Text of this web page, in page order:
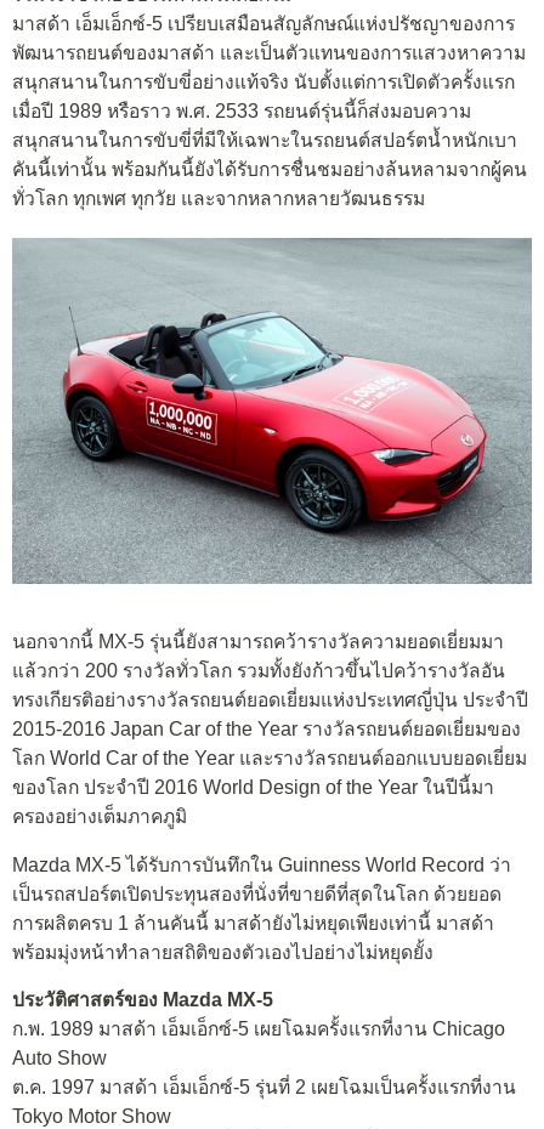
มาสด้า เอ็มเอ็กซ์-5 เปรียบเสมือนสัญลักษณ์แห่งปรัชญาของการ
พัฒนารถยนต์ของมาสด้า และเป็นตัวแทนของการแสวงหาความ
สนุกสนานในการขับขี่อย่างแท้จริง นับตั้งแต่การเปิดตัวครั้งแรก
เมื่อปี 1989 หรือราว พ.ศ. 2533 รถยนต์รุ่นนี้ก็ส่งมอบความ
สนุกสนานในการขับขี่ที่มีให้เฉพาะในรถยนต์สปอร์ตน้ำหนักเบา
คันนี้เท่านั้น พร้อมกันนี้ยังได้รับการชื่นชมอย่างล้นหลามจากผู้คน
ทั่วโลก ทุกเพศ ทุกวัย และจากหลากหลายวัฒนธรรม
นอกจากนี้ MX-5 รุ่นนี้ยังสามารถคว้ารางวัลความยอดเยี่ยมมา
แล้วกว่า 200 รางวัลทั่วโลก รวมทั้งยังก้าวขึ้นไปคว้ารางวัลอัน
ทรงเกียรติอย่างรางวัลรถยนต์ยอดเยี่ยมแห่งประเทศญี่ปุ่น ประจำปี
2015-2016 Japan Car of the Year รางวัลรถยนต์ยอดเยี่ยมของ
โลก World Car of the Year และรางวัลรถยนต์ออกแบบยอดเยี่ยม
ของโลก ประจำปี 2016 World Design of the Year ในปีนี้มา
ครองอย่างเต็มภาคภูมิ
Mazda MX-5 ได้รับการบันทึกใน Guinness World Record ว่า
เป็นรถสปอร์ตเปิดประทุนสองที่นั่งที่ขายดีที่สุดในโลก ด้วยยอด
การผลิตครบ 1 ล้านคันนี้ มาสด้ายังไม่หยุดเพียงเท่านี้ มาสด้า
พร้อมมุ่งหน้าทำลายสถิติของตัวเองไปอย่างไม่หยุดยั้ง
ประวัติศาสตร์ของ Mazda MX-5
ก.พ. 1989 มาสด้า เอ็มเอ็กซ์-5 เผยโฉมครั้งแรกที่งาน Chicago
Auto Show
ต.ค. 1997 มาสด้า เอ็มเอ็กซ์-5 รุ่นที่ 2 เผยโฉมเป็นครั้งแรกที่งาน
Tokyo Motor Show